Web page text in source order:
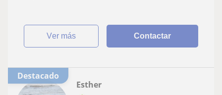
ver más Contactar
Destacado
Esther